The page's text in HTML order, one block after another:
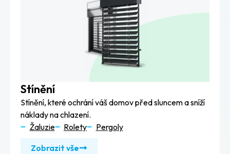
Stínění
Stínění, které ochrání váš domov před sluncem a sníží
náklady na chlazení.
Žaluzie
Rolety Pergoly
Zobrazit vše